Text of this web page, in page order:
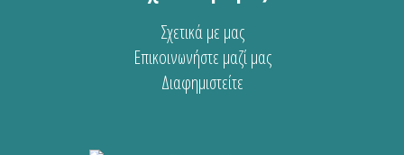
Σχετικά με μας
Επικοινωνήστε μαζί μας
Διαφημιστείτε